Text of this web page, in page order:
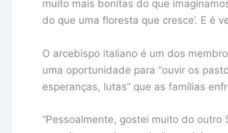
muito mais bonitas do que
do que uma floresta que cresce’. E é
O arcebispo italiano é um dos
uma oportunidade para “ouvir os
esperanças, lutas” que as famílias
“Pessoalmente, gostei muito do